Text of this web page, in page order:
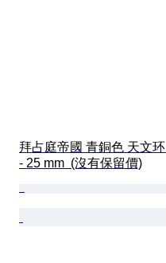
拜占庭帝國 青銅色 天文环
- 25 mm  (沒有保留價)